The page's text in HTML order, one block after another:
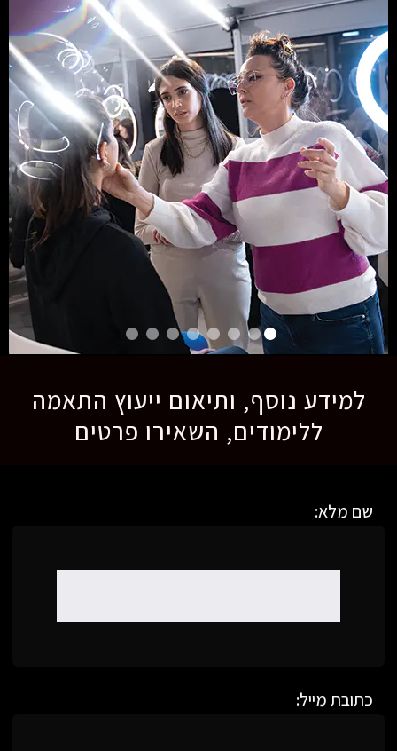
למידע נוסף, ותיאום ייעוץ התאמה
ללימודים, השאירו פרטים
שם מלא:
כתובת מייל: